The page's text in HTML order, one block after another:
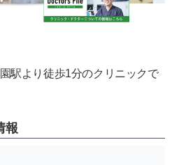
駅より徒歩1分のクリニックで
報